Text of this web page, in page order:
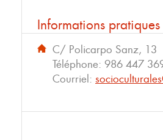
Informations pratiques
C/ Policarpo Sanz, 13
Téléphone: 986 447
Courriel: